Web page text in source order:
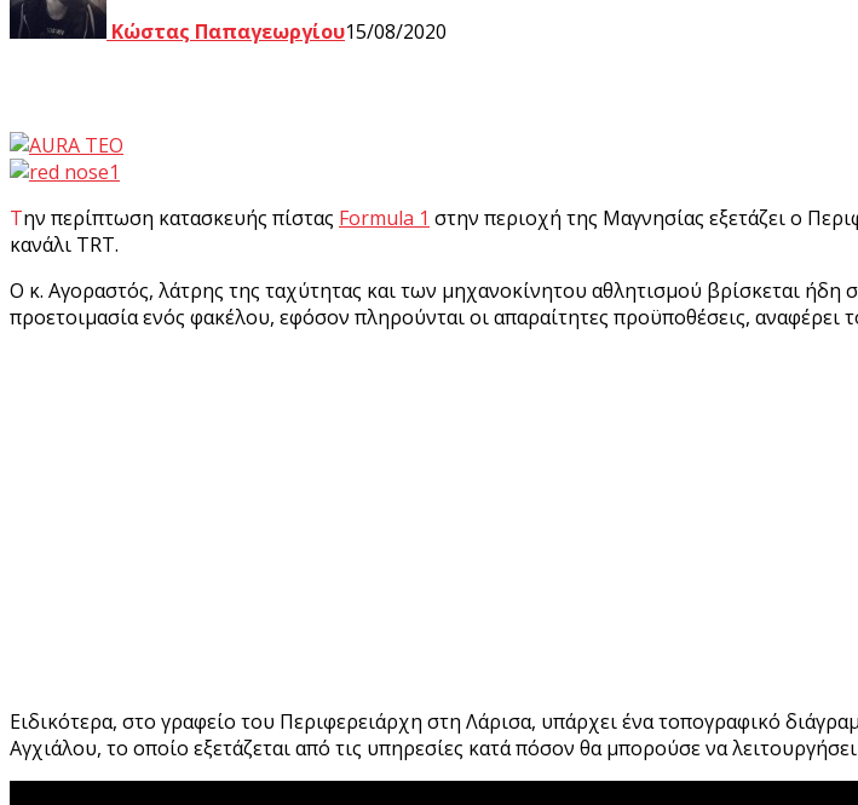
Κώστας Παπαγεωργίου15/08/2020
Την περίπτωση κατασκευής πίστας Formula 1 στην περιοχή της Μαγνησίας εξετάζει ο
κανάλι TRT.
O κ. Αγοραστός, λάτρης της ταχύτητας και των μηχανοκίνητου αθλητισμού βρίσκεται
προετοιμασία ενός φακέλου, εφόσον πληρούνται οι απαραίτητες προϋποθέσεις, αναφέρει
Ειδικότερα, στο γραφείο του Περιφερειάρχη στη Λάρισα, υπάρχει ένα τοπογραφικό
Αγχιάλου, το οποίο εξετάζεται από τις υπηρεσίες κατά πόσον θα μπορούσε να